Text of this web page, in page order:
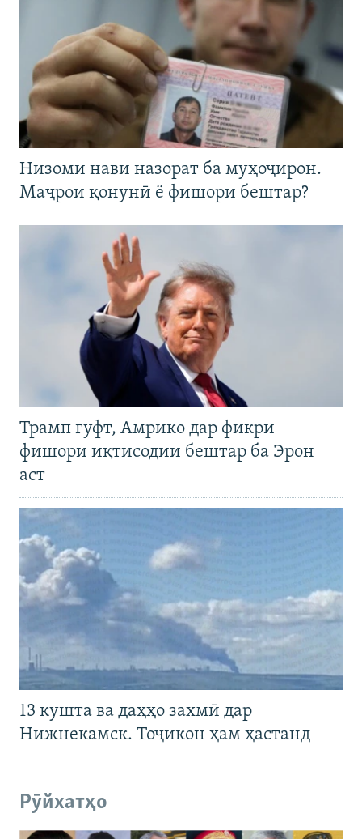
Низоми нави назорат ба муҳоҷирон.
Маҷрои қонунӣ ё фишори бештар?
Трамп гуфт, Амрико дар фикри
фишори иқтисодии бештар ба Эрон
аст
13 кушта ва даҳҳо захмӣ дар
Нижнекамск. Тоҷикон ҳам ҳастанд
Рӯйхатҳо